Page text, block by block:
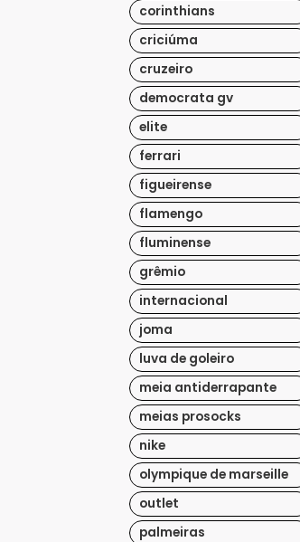
corinthians
criciúma
cruzeiro
democrata gv
elite
ferrari
figueirense
flamengo
fluminense
grêmio
internacional
joma
luva de goleiro
meia antiderrapante
meias prosocks
nike
olympique de marseille
outlet
palmeiras